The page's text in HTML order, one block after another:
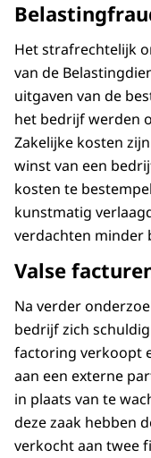
Het strafrechtelijk
van de
uitgaven van de
het bedrijf werden
Zakelijke kosten
winst van een
kosten te
kunstmatig
verdachten minder
Valse
Na verder
bedrijf zich
factoring verkoopt
aan een externe
in plaats van te
deze zaak hebben
verkocht aan twee